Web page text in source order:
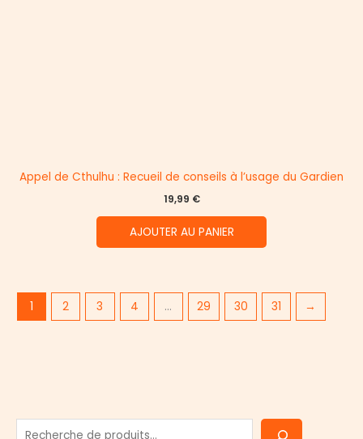
Appel de Cthulhu : Recueil de conseils à l’usage du Gardien
19,99 €
AJOUTER AU PANIER
1 2 3 4 … 29 30 31 →